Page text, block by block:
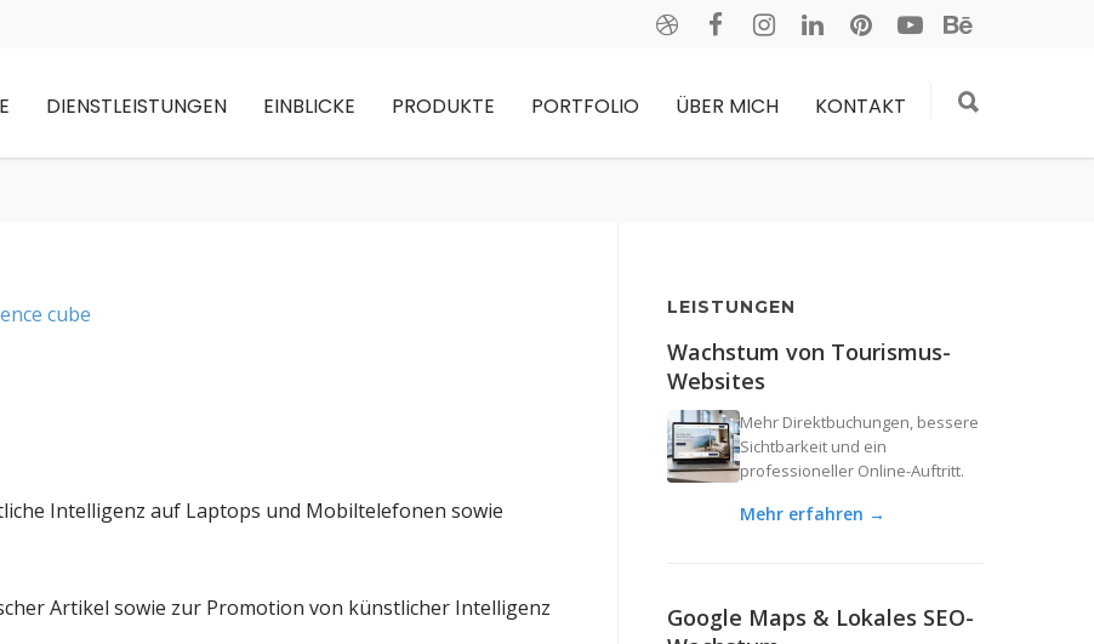
DIENSTLEISTUNGEN EINBLICKE PRODUKTE PORTFOLIO ÜBER MICH KONTAKT
Intelligenz auf Laptops und Mobiltelefonen sowie
Artikel sowie zur Promotion von künstlicher Intelligenz
LEISTUNGEN
Wachstum von Tourismus-
Websites
Mehr Direktbuchungen, bessere
Sichtbarkeit und ein
professioneller Online-Auftritt.
Mehr erfahren →
Google Maps & Lokales SEO-